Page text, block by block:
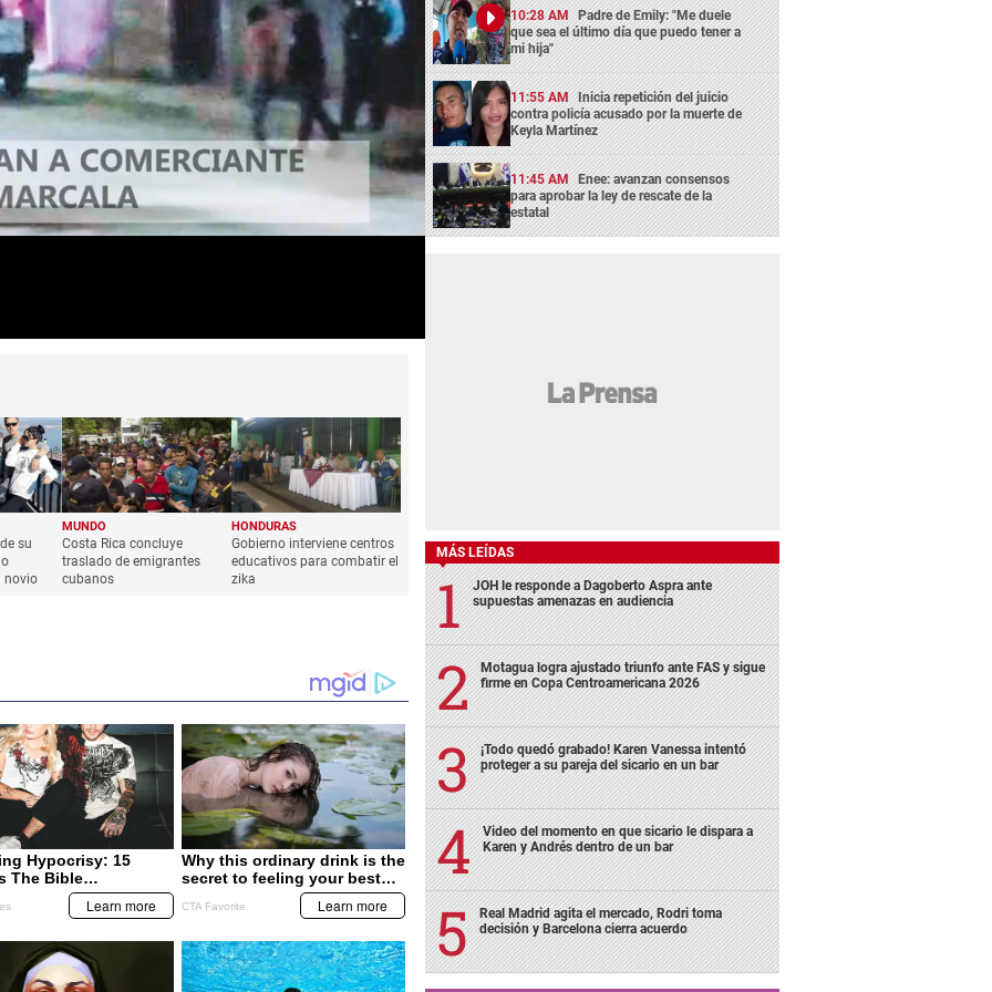
su
novio
MUNDO
Costa Rica concluye
traslado de emigrantes
cubanos
HONDURAS
Gobierno interviene centros
educativos para combatir el
zika
10:28 AM Padre de Emily: "Me duele
que sea el último día que puedo tener a
mi hija"
11:55 AM Inicia repetición del juicio
contra policía acusado por la muerte de
Keyla Martínez
11:45 AM Enee: avanzan consensos
para aprobar la ley de rescate de la
estatal
MÁS LEÍDAS
JOH le responde a Dagoberto Aspra ante
supuestas amenazas en audiencia
Motagua logra ajustado triunfo ante FAS y sigue
firme en Copa Centroamericana 2026
¡Todo quedó grabado! Karen Vanessa intentó
proteger a su pareja del sicario en un bar
Video del momento en que sicario le dispara a
Karen y Andrés dentro de un bar
Real Madrid agita el mercado, Rodri toma
decisión y Barcelona cierra acuerdo